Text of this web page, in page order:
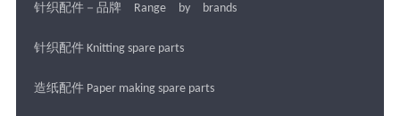
针织配件－品牌 Range by brands
针织配件 Knitting spare parts
造纸配件 Paper making spare parts